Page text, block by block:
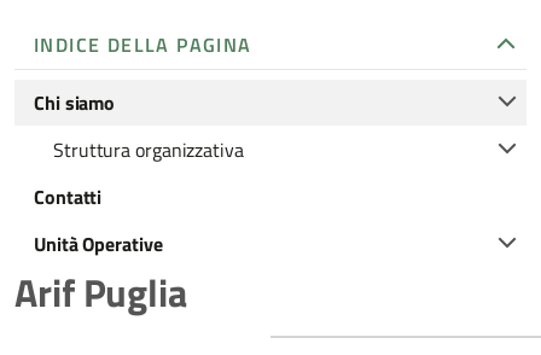
INDICE DELLA PAGINA
Chi siamo
Struttura organizzativa
Contatti
Unità Operative
Arif Puglia